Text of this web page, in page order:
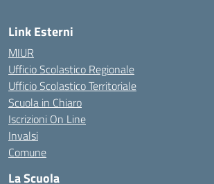
Link Esterni
MIUR
Ufficio Scolastico Regionale
Ufficio Scolastico Territoriale
Scuola in Chiaro
Iscrizioni On Line
Invalsi
Comune
La Scuola